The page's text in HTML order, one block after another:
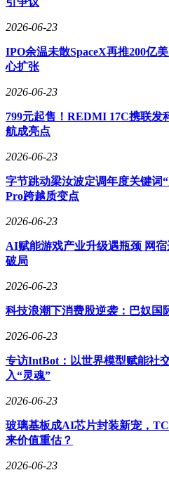
础。
尽管小米官方对“寻天”品牌的具
显示，昆仑N3的研发正在稳步
官方命名、车型参数及上市时间
款不带小米标志的新车，能否复
圈的最大悬念之一。
新能源赛道的竞争从未停歇，增
小米以“寻天”为棋，既是对自身
车企还是新兴势力，都不得不重
对手。
2026-06-23
IPO余温未散SpaceX再推200亿
心扩张
2026-06-23
799元起售！REDMI 17C携联发
航成亮点
2026-06-23
字节跳动梁汝波定调年度关键词
Pro跨越质变点
2026-06-23
AI赋能游戏产业升级遇瓶颈 网
破局
2026-06-23
科技浪潮下消费股逆袭：巴奴国
2026-06-23
专访IntBot：以世界模型赋能社
入“灵魂”
2026-06-23
玻璃基板成AI芯片封装新宠，
来价值重估？
2026-06-23